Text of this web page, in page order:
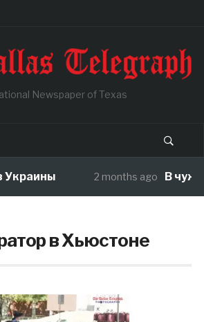
Newspaper of Texas
2 months ago В чужой
в Хьюстоне